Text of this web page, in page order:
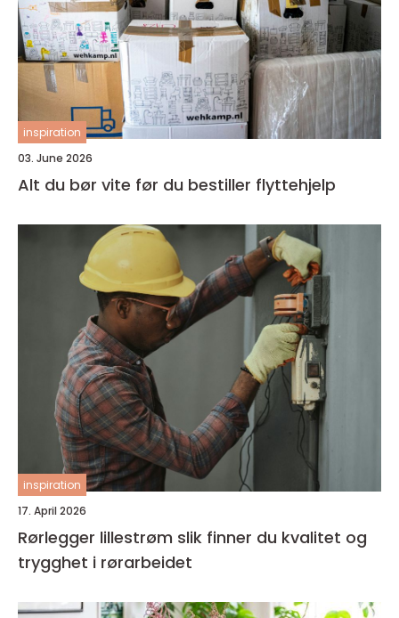
inspiration
03. June 2026
Alt du bør vite før du bestiller flyttehjelp
inspiration
17. April 2026
Rørlegger lillestrøm slik finner du kvalitet og
trygghet i rørarbeidet